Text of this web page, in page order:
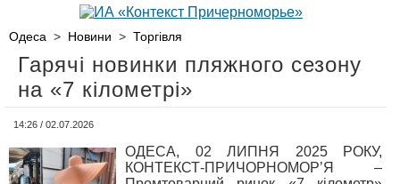
Одеса > Новини > Торгівля
Гарячі новинки пляжного сезону
на «7 кілометрі»
14:26 / 02.07.2026
ОДЕСА, 02 ЛИПНЯ 2025 РОКУ,
КОНТЕКСТ-ПРИЧОРНОМОР’Я –